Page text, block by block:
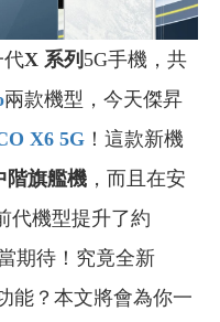
代X 系列 5G手機，共
兩款機型，今天傑昇
X6 5G ！這款新機
階旗艦機 ，而且在安
代機型提升了約
期待！究竟全新
能？本文將會為你一